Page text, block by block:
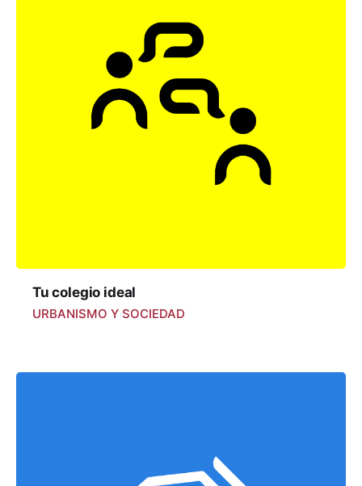
Tu colegio ideal
URBANISMO Y SOCIEDAD